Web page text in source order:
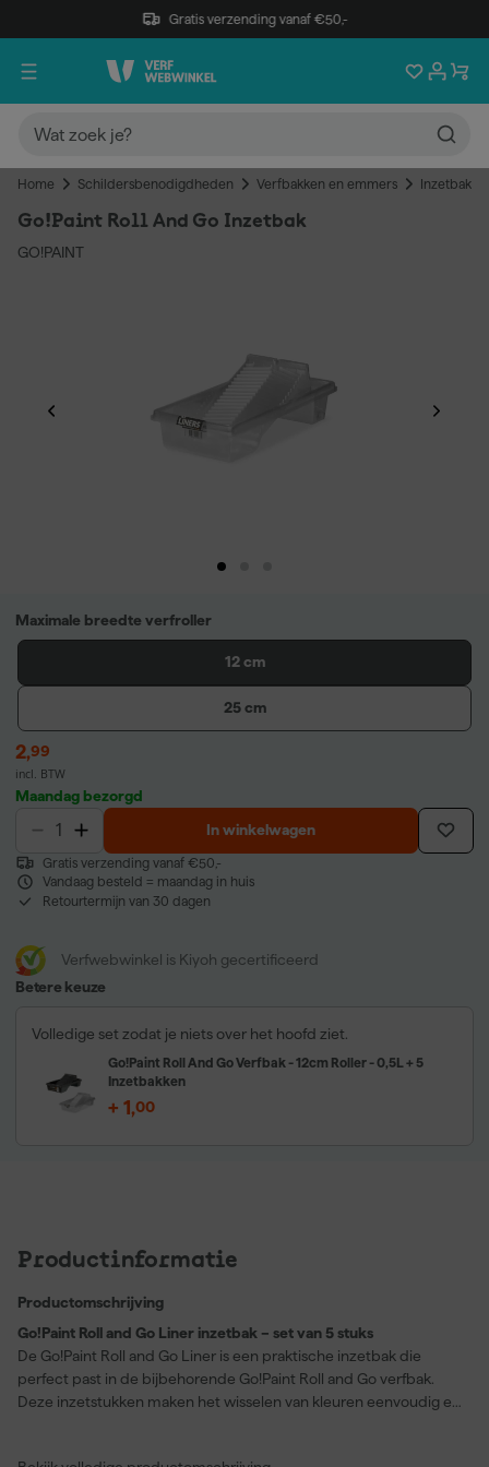
Gratis verzending vanaf €50,-
Home Schildersbenodigdheden Verfbakken en emmers
Go!Paint Roll And Go Inzetbak
GO!PAINT
Maximale breedte verfroller
12 cm
25 cm
2,99
incl. BTW
Maandag bezorgd
In winkelwagen
Gratis verzending vanaf €50,-
Vandaag besteld = maandag in huis
Retourtermijn van 30 dagen
Verfwebwinkel is Kiyoh gecertificeerd
Betere keuze
Volledige set zodat je niets over het hoofd ziet.
Go!Paint Roll And Go Verfbak - 12cm Roller - 0,5L + 5
Inzetbakken
+ 1,00
Productinformatie
Productomschrijving
Go!Paint Roll and Go Liner inzetbak – set van 5 stuks
De Go!Paint Roll and Go Liner is een praktische inzetbak die
perfect past in de bijbehorende Go!Paint Roll and Go verfbak.
Deze inzetstukken maken het wisselen van kleuren eenvoudig en